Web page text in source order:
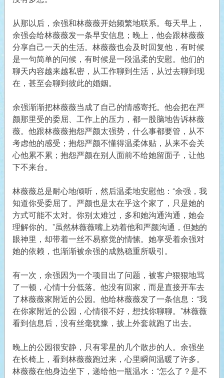
从那以后，余强和林薇薇开始频繁地联系。每天早上，
余强会给林薇薇发一条早安信息；晚上，他会跟林薇薇
分享自己一天的生活。林薇薇也会及时回复他，有时候
是一句简单的问候，有时候是一段温柔的安慰。他们的
聊天内容越来越私密，从工作聊到生活，从过去聊到现
在，甚至会聊到彼此的婚姻。
余强渐渐把林薇薇当成了自己的情感寄托。他会把在严
颜那里受的委屈、工作上的压力，都一股脑地告诉林薇
薇。他跟林薇薇抱怨严颜太强势，什么事都要管，从不
考虑他的感受；抱怨严颜不懂得温柔体贴，从来不会关
心他累不累；抱怨严颜在别人面前不给她留面子，让他
下不来台。
林薇薇总是耐心地倾听，然后温柔地安慰他：“余强，我
知道你受委屈了。严颜也是太在乎这个家了，只是她的
方式可能不太对。你别太难过，多和她沟通沟通，她会
理解你的。”虽然林薇薇嘴上劝着他和严颜沟通，但她的
眼神里，却带着一丝不易察觉的情愫。她享受着余强对
她的依赖，也渐渐被余强的成熟稳重所吸引。
有一次，余强因为一个项目出了问题，被客户狠狠地骂
了一顿，心情十分低落。他没有回家，而是直接开车去
了林薇薇家附近的公园。他给林薇薇发了一条信息：“我
在你家附近的公园，心情很不好，想找你聊聊。”林薇薇
看到信息后，没有丝毫犹豫，披上外套就跑了出去。
晚上的公园很安静，只有零星的几个散步的人。余强坐
在长椅上，看到林薇薇跑过来，心里瞬间温暖了许多。
林薇薇在他身边坐下，递给他一瓶温水：“怎么了？是不